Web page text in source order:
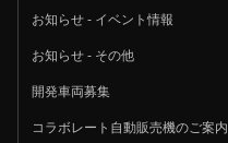
お知らせ - イベント情報
お知らせ - その他
開発車両募集
コラボレート自動販売機のご案内